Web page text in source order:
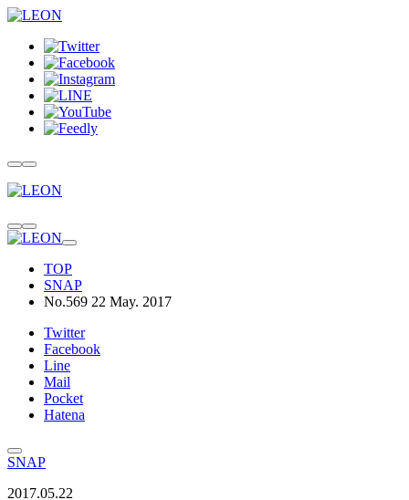
TOP
SNAP
No.569 22 May. 2017
Twitter
Facebook
Line
Mail
Pocket
Hatena
SNAP
2017.05.22